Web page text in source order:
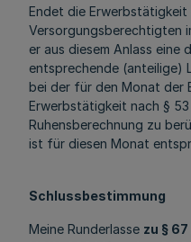
Endet die Erwerbstätigkeit
Versorgungsberechtigten
er aus diesem Anlass eine
entsprechende (anteilige)
bei der für den Monat der
Erwerbstätigkeit nach §
Ruhensberechnung zu
ist für diesen Monat
Schlussbestimmung
Meine Runderlasse zu §